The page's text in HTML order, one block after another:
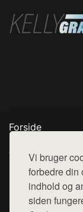
Vi bruger
forbedre din
indhold og
siden
Forside
Top Rabatter
Blog
Kontakt